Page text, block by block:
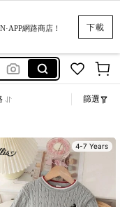
下載
網路商店！
篩選
4-7 Years